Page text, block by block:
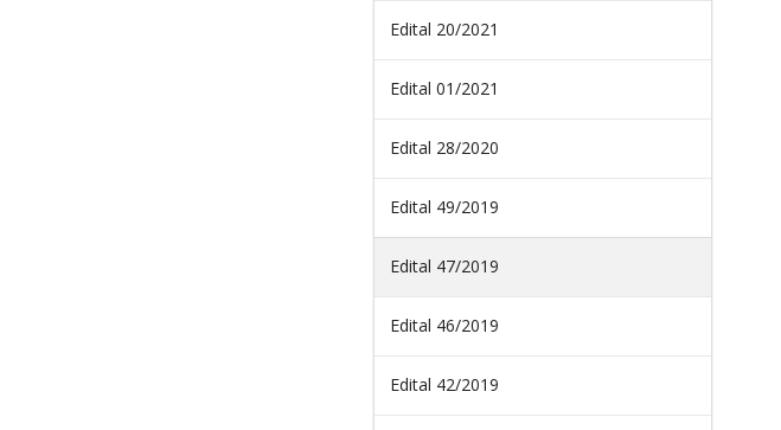
Edital 20/2021
Edital 01/2021
Edital 28/2020
Edital 49/2019
Edital 47/2019
Edital 46/2019
Edital 42/2019